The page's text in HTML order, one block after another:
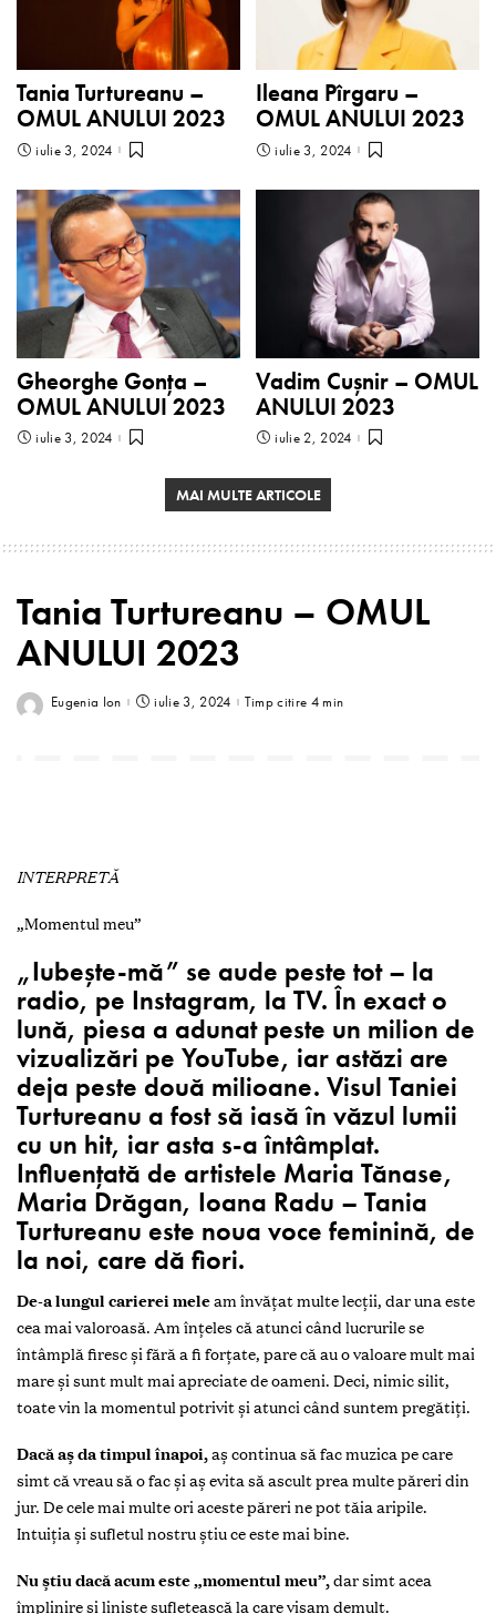
Tania Turtureanu –
OMUL ANULUI 2023
iulie 3, 2024
Ileana Pîrgaru –
OMUL ANULUI 2023
iulie 3, 2024
Gheorghe Gonța –
OMUL ANULUI 2023
iulie 3, 2024
Vadim Cușnir – OMUL
ANULUI 2023
iulie 2, 2024
MAI MULTE ARTICOLE
Tania Turtureanu – OMUL
ANULUI 2023
Eugenia Ion iulie 3, 2024 Timp citire 4 min
INTERPRETĂ
„Momentul meu”
„Iubește-mă” se aude peste tot – la
radio, pe Instagram, la TV. În exact o
lună, piesa a adunat peste un milion de
vizualizări pe YouTube, iar astăzi are
deja peste două milioane. Visul Taniei
Turtureanu a fost să iasă în văzul lumii
cu un hit, iar asta s-a întâmplat.
Influențată de artistele Maria Tănase,
Maria Drăgan, Ioana Radu – Tania
Turtureanu este noua voce feminină, de
la noi, care dă fiori.